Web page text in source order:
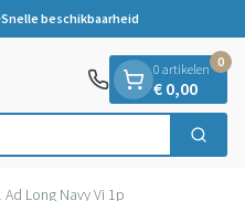
Snelle beschikbaarheid
Zoek
0 artikelen
€ 0,00
0
Long Navy Vi 1p